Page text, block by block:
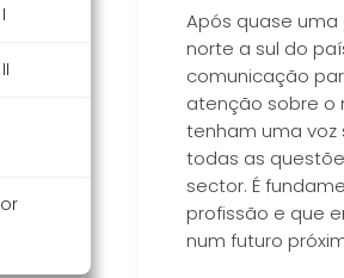
Após quase
norte a sul do
comunicação
atenção sobre o
tenham uma voz
todas as
sector. É
profissão e que
num futuro